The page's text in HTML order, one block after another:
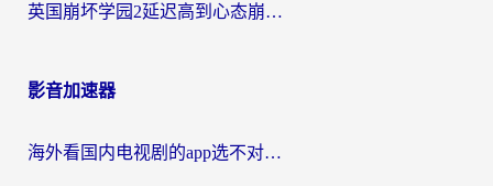
英国崩坏学园2延迟高到心态崩？海外党国服游戏加速终极指南
影音加速器
海外看国内电视剧的app选不对？这份回国加速器避坑指南帮你流畅追剧